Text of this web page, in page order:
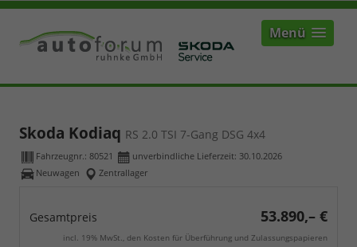
Menü
Skoda Kodiaq RS 2.0 TSI 7-Gang DSG 4x4
Fahrzeugnr.: 80521 unverbindliche Lieferzeit: 30.10.2026
Neuwagen
Zentrallager
Gesamtpreis 53.890,– €
incl. 19% MwSt., den Kosten für Überführung und Zulassungspapieren